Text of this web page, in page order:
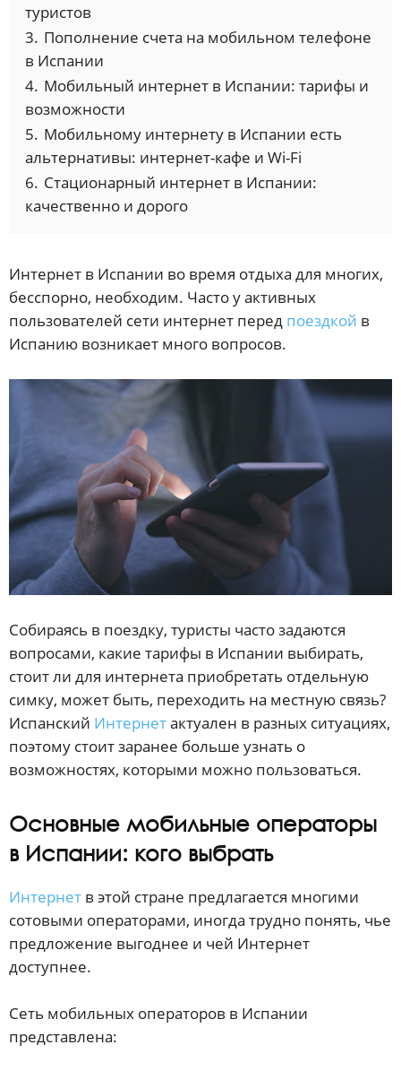
туристов
3. Пополнение счета на мобильном телефоне
в Испании
4. Мобильный интернет в Испании: тарифы и
возможности
5. Мобильному интернету в Испании есть
альтернативы: интернет-кафе и Wi-Fi
6. Стационарный интернет в Испании:
качественно и дорого
Интернет в Испании во время отдыха для многих,
бесспорно, необходим. Часто у активных
пользователей сети интернет перед поездкой в
Испанию возникает много вопросов.
Собираясь в поездку, туристы часто задаются
вопросами, какие тарифы в Испании выбирать,
стоит ли для интернета приобретать отдельную
симку, может быть, переходить на местную связь?
Испанский Интернетактуален в разных ситуациях,
поэтому стоит заранее больше узнать о
возможностях, которыми можно пользоваться.
Основные мобильные операторы
в Испании: кого выбрать
Интернет в этой стране предлагается многими
сотовыми операторами, иногда трудно понять, чье
предложение выгоднее и чей Интернет
доступнее.
Сеть мобильных операторов в Испании
представлена: